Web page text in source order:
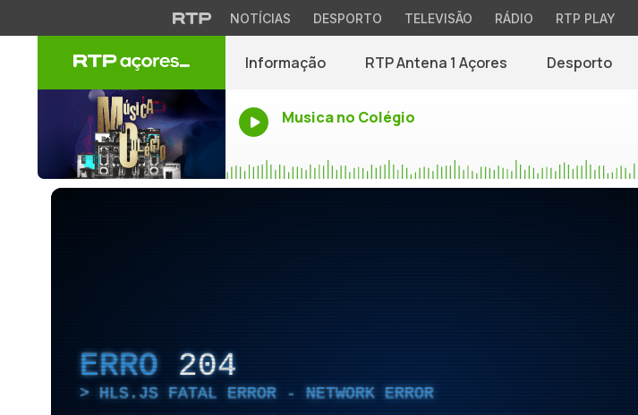
NOTÍCIAS DESPORTO TELEVISÃO RÁDIO RTP PLAY
Informação RTP Antena 1 Açores Desporto
Musica no Colégio
ERRO 204
HLS.JS FATAL ERROR - NETWORK ERROR